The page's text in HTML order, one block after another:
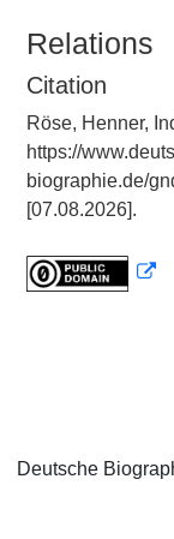
Relations
Citation
Röse, Henner,
https://
biographie.de/
[07.08.2026].
Deutsche